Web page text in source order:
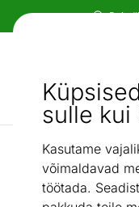
sulle kui
Kasutame
võimaldavad
töötada.
Mööbel ja
Otsi...